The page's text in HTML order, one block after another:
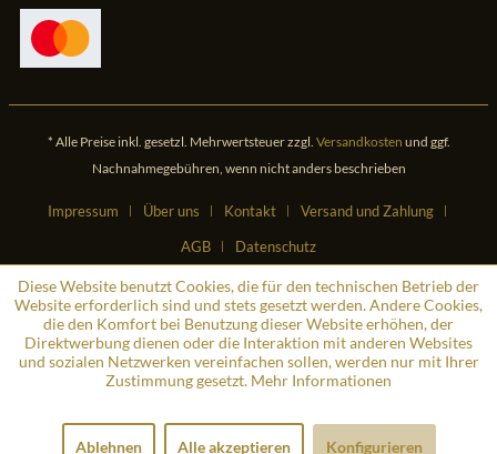
* Alle Preise inkl. gesetzl. Mehrwertsteuer zzgl. Versandkosten und ggf.
Nachnahmegebühren, wenn nicht anders beschrieben
Impressum Über uns Kontakt
Versand und Zahlung
AGB
Datenschutz
Diese Website benutzt Cookies, die für den technischen Betrieb der
Website erforderlich sind und stets gesetzt werden. Andere Cookies,
die den Komfort bei Benutzung dieser Website erhöhen, der
Direktwerbung dienen oder die Interaktion mit anderen Websites
und sozialen Netzwerken vereinfachen sollen, werden nur mit Ihrer
Zustimmung gesetzt. Mehr Informationen
Ablehnen Alle akzeptieren Konfigurieren